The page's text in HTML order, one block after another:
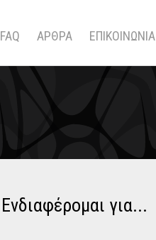
FAQ ΑΡΘΡΑ ΕΠΙΚΟΙΝΩΝΙΑ
Ενδιαφέρομαι για...